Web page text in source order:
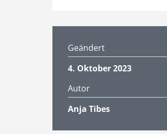
Geändert
4. Oktober 2023
Autor
Anja Tibes